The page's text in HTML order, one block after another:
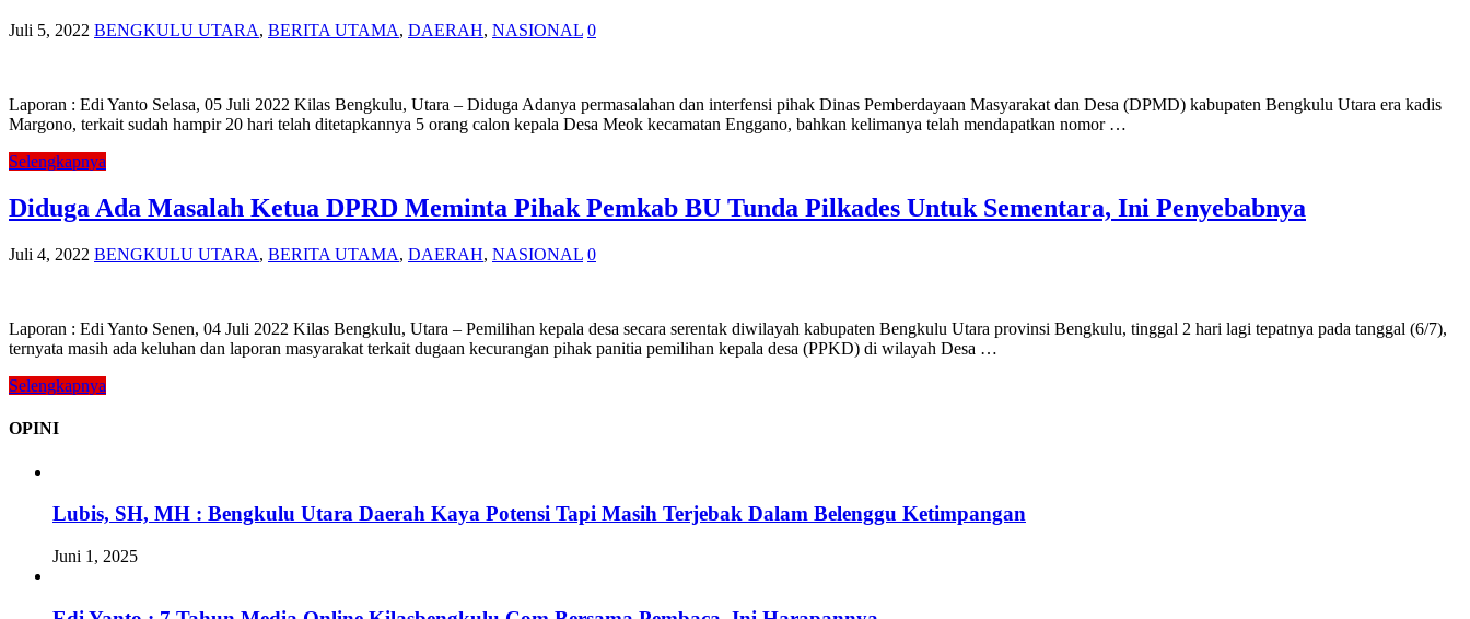
Juli 5, 2022 BENGKULU UTARA, BERITA UTAMA, DAERAH, NASIONAL 0
Laporan : Edi Yanto Selasa, 05 Juli 2022 Kilas Bengkulu, Utara – Diduga Adanya permasalahan dan interfensi pihak Dinas Pemberdayaan Masyarakat dan Desa (DPMD) kabupaten Bengkulu Utara era kadis
Margono, terkait sudah hampir 20 hari telah ditetapkannya 5 orang calon kepala Desa Meok kecamatan Enggano, bahkan kelimanya telah mendapatkan nomor …
Selengkapnya
Diduga Ada Masalah Ketua DPRD Meminta Pihak Pemkab BU Tunda Pilkades Untuk Sementara, Ini Penyebabnya
Juli 4, 2022 BENGKULU UTARA, BERITA UTAMA, DAERAH, NASIONAL 0
Laporan : Edi Yanto Senen, 04 Juli 2022 Kilas Bengkulu, Utara – Pemilihan kepala desa secara serentak diwilayah kabupaten Bengkulu Utara provinsi Bengkulu, tinggal 2 hari lagi tepatnya pada tanggal (6/7),
ternyata masih ada keluhan dan laporan masyarakat terkait dugaan kecurangan pihak panitia pemilihan kepala desa (PPKD) di wilayah Desa …
Selengkapnya
OPINI
Lubis, SH, MH : Bengkulu Utara Daerah Kaya Potensi Tapi Masih Terjebak Dalam Belenggu Ketimpangan
Juni 1, 2025